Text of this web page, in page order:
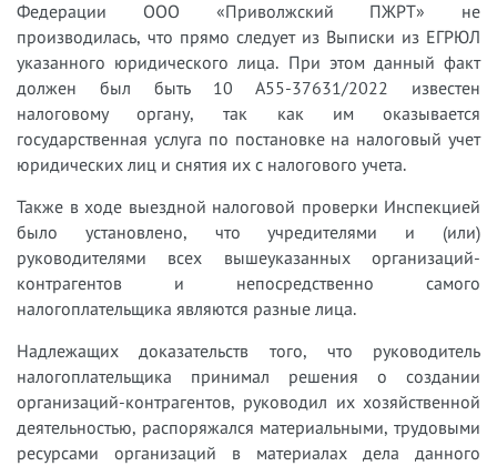
Федерации ООО «Приволжский ПЖРТ» не
производилась, что прямо следует из Выписки из ЕГРЮЛ
указанного юридического лица. При этом данный факт
должен был быть 10 А55-37631/2022 известен
налоговому органу, так как им оказывается
государственная услуга по постановке на налоговый учет
юридических лиц и снятия их с налогового учета.
Также в ходе выездной налоговой проверки Инспекцией
было установлено, что учредителями и (или)
руководителями всех вышеуказанных организаций-
контрагентов и непосредственно самого
налогоплательщика являются разные лица.
Надлежащих доказательств того, что руководитель
налогоплательщика принимал решения о создании
организаций-контрагентов, руководил их хозяйственной
деятельностью, распоряжался материальными, трудовыми
ресурсами организаций в материалах дела данного